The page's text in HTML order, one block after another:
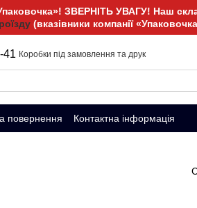
ЗВЕРНІТЬ УВАГУ! Наш
(вказівники компанії
41 Коробки під замовлення та друк
повернення Контактна інформація